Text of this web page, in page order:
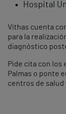
Hospital
Vithas cuenta
para la
diagnóstico
Pide cita con los
Palmas o ponte
centros de salud